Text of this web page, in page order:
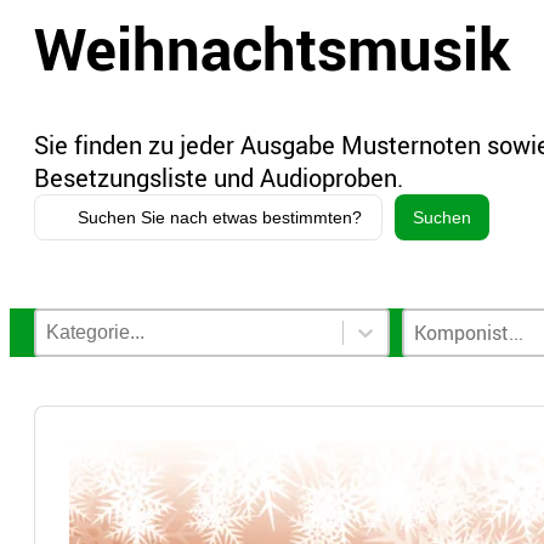
Weihnachtsmusik
Sie finden zu jeder Ausgabe Musternoten
Besetzungsliste und Audioproben.
Search
...
Suchen
Notenkategorien-Filter
Select content Select content
Select content